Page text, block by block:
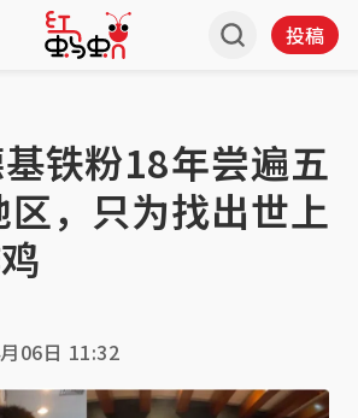
投稿
铁粉18年尝遍五
，只为找出世上
06日 11:32